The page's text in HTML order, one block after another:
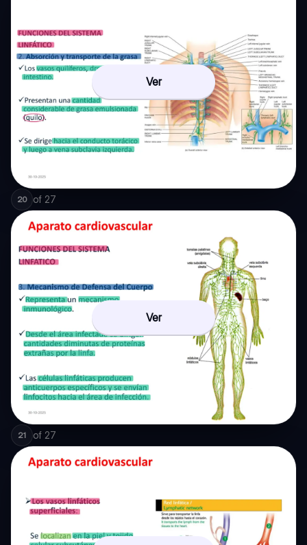
Ver
20 of 27
Ver
21 of 27